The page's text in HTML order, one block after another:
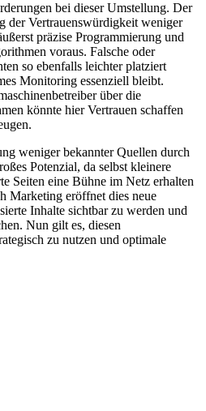
bei dieser Umstellung. Der
der Vertrauenswürdigkeit weniger
präzise Programmierung und
voraus. Falsche oder
so ebenfalls leichter platziert
Monitoring essenziell bleibt.
über die
könnte hier Vertrauen schaffen
weniger bekannter Quellen durch
Potenzial, da selbst kleinere
Seiten eine Bühne im Netz erhalten
Marketing eröffnet dies neue
Inhalte sichtbar zu werden und
Nun gilt es, diesen
zu nutzen und optimale